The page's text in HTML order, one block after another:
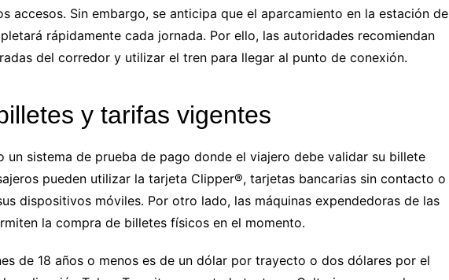
accesos. Sin embargo, se anticipa que el aparcamiento en la estación de
rápidamente cada jornada. Por ello, las autoridades recomiendan
del corredor y utilizar el tren para llegar al punto de conexión.
y tarifas vigentes
un sistema de prueba de pago donde el viajero debe validar su billete
pueden utilizar la tarjeta Clipper®, tarjetas bancarias sin contacto o
dispositivos móviles. Por otro lado, las máquinas expendedoras de las
la compra de billetes físicos en el momento.
de 18 años o menos es de un dólar por trayecto o dos dólares por el